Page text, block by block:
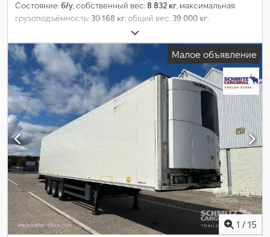
Состояние:б/у, собственный вес:8 832 кг, максимальная
грузоподъёмность: 30 168 кг, общий вес: 39 000 кг,
, первая регистрация:
грузового отсека:13 410 мм, ширина пространства для
загрузки:
2 490 мм, высота грузового отсека:2 600 мм, объем
грузового пространства:
86 м³ , подвеска: воздух
, размер
шины:385/65 R22,5, колесная база:7 600 мм, цвет:белый, Год
выпуска:
2018, Оборудование:ABS
Малое объявление
1 / 15